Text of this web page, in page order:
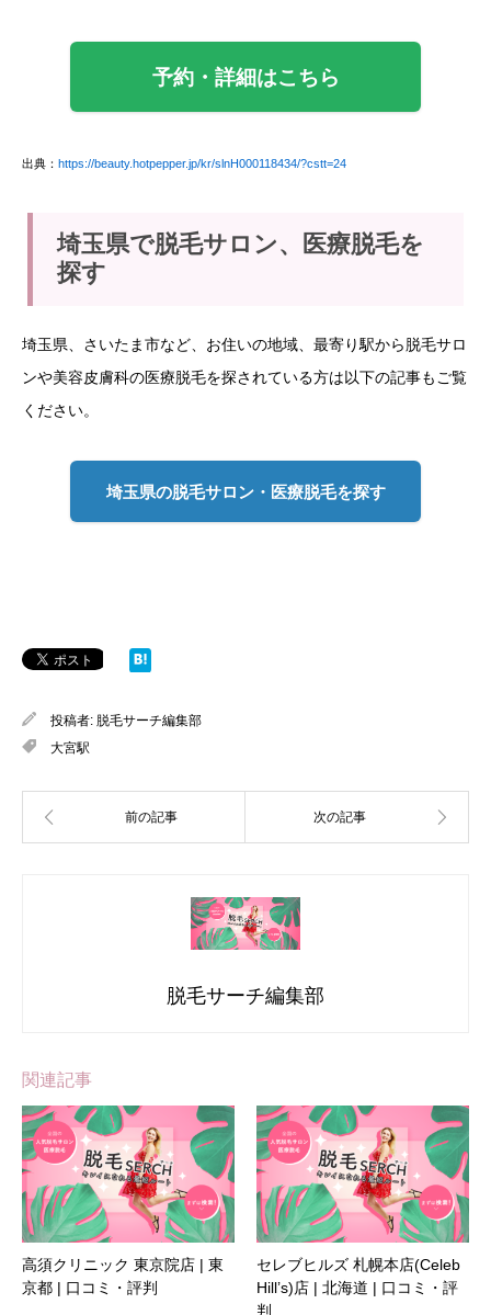
予約・詳細はこちら
出典： https://beauty.hotpepper.jp/kr/slnH000118434/?cstt=24
埼玉県で脱毛サロン、医療脱毛を
探す
埼玉県、さいたま市など、お住いの地域、最寄り駅から脱毛サロ
ンや美容皮膚科の医療脱毛を探されている方は以下の記事もご覧
ください。
埼玉県の脱毛サロン・医療脱毛を探す
投稿者: 脱毛サーチ編集部
大宮駅
脱毛サーチ編集部
関連記事
高須クリニック 東京院店 | 東
京都 | 口コミ・評判
セレブヒルズ 札幌本店(Celeb
Hill’s)店 | 北海道 | 口コミ・評
判